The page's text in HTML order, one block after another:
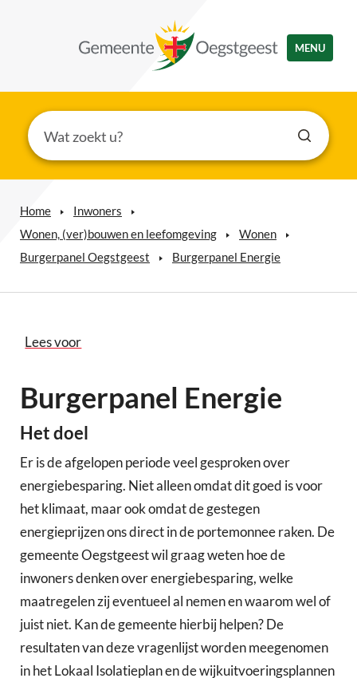
MENU
Home
Inwoners
Wonen, (ver)bouwen en leefomgeving
Wonen
Burgerpanel Oegstgeest
Burgerpanel Energie
Lees voor
Burgerpanel Energie
Het doel
Er is de afgelopen periode veel gesproken over
energiebesparing. Niet alleen omdat dit goed is voor
het klimaat, maar ook omdat de gestegen
energieprijzen ons direct in de portemonnee raken. De
gemeente Oegstgeest wil graag weten hoe de
inwoners denken over energiebesparing, welke
maatregelen zij eventueel al nemen en waarom wel of
juist niet. Kan de gemeente hierbij helpen? De
resultaten van deze vragenlijst worden meegenomen
in het Lokaal Isolatieplan en de wijkuitvoeringsplannen